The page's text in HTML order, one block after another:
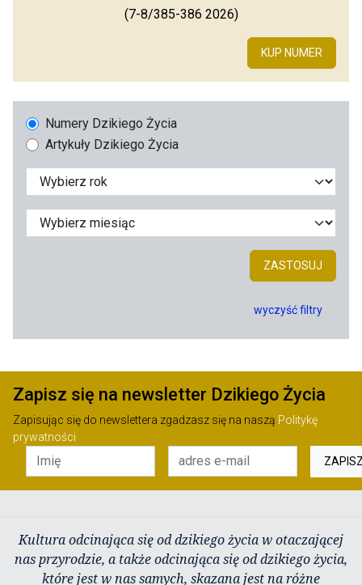
(7-8/385-386 2026)
KUP NUMER
Numery Dzikiego Życia
Artykuły Dzikiego Życia
ZASTOSUJ
wyczyść filtry
Zapisz się na newsletter Dzikiego Życia
Zapisując się do newslettera zgadzasz się na naszą Politykę
prywatności
Kultura odcinająca się od dzikiego życia w otaczającej
nas przyrodzie, a także odcinająca się od dzikiego życia,
które jest w nas samych, skazana jest na różne